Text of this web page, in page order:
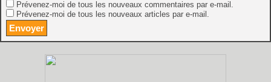
Prévenez-moi de tous les nouveaux commentaires par e-mail.
Prévenez-moi de tous les nouveaux articles par e-mail.